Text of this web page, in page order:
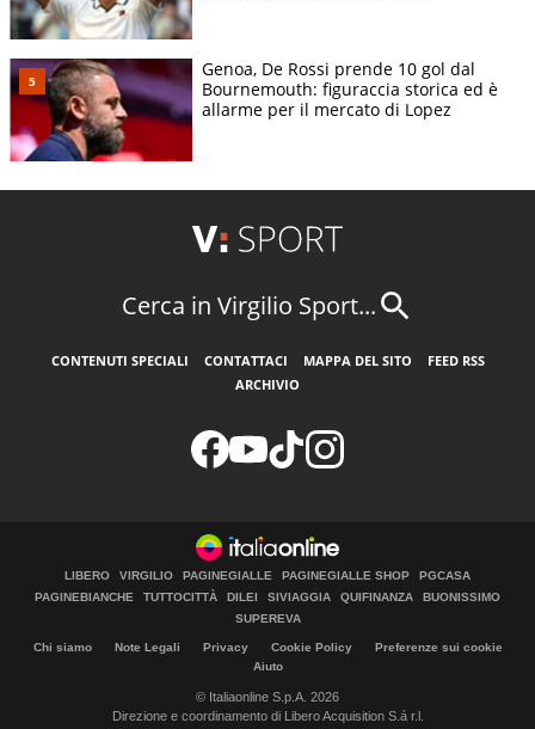
Genoa, De Rossi prende 10 gol dal
Bournemouth: figuraccia storica ed è
allarme per il mercato di Lopez
Cerca in Virgilio Sport...
CONTENUTI SPECIALI CONTATTACI MAPPA DEL SITO
FEED RSS
ARCHIVIO
LIBERO VIRGILIO PAGINEGIALLE PAGINEGIALLE SHOP
PGCASA
PAGINEBIANCHE
TUTTOCITTÀ DILEI SIVIAGGIA QUIFINANZA
BUONISSIMO
SUPEREVA
Chi siamo Note Legali Privacy Cookie Policy
Preferenze sui cookie
Aiuto
© Italiaonline S.p.A. 2026
Direzione e coordinamento di Libero Acquisition S.á r.l.